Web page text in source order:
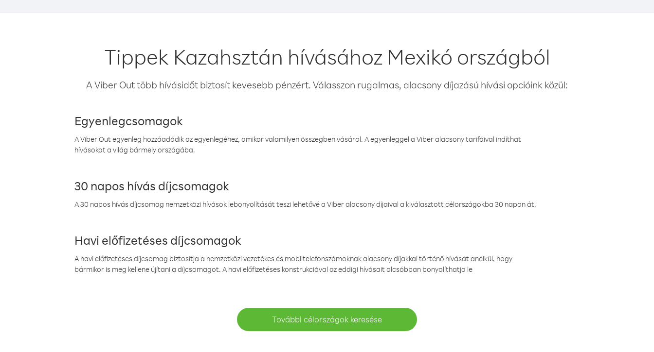
Tippek Kazahsztán hívásához Mexikó országból
A Viber Out több hívásidőt biztosít kevesebb pénzért. Válasszon rugalmas, alacsony díjazású hívási opcióink közül:
Egyenlegcsomagok
A Viber Out egyenleg hozzáadódik az egyenlegéhez, amikor valamilyen összegben vásárol. A egyenleggel a Viber alacsony tarifáival indíthat
hívásokat a világ bármely országába.
30 napos hívás díjcsomagok
A 30 napos hívás díjcsomag nemzetközi hívások lebonyolítását teszi lehetővé a Viber alacsony díjaival a kiválasztott célországokba 30 napon át.
Havi előfizetéses díjcsomagok
A havi előfizetéses díjcsomag biztosítja a nemzetközi vezetékes és mobiltelefonszámoknak alacsony díjakkal történő hívását anélkül, hogy
bármikor is meg kellene újítani a díjcsomagot. A havi előfizetéses konstrukcióval az eddigi hívásait olcsóbban bonyolíthatja le
További célországok keresése